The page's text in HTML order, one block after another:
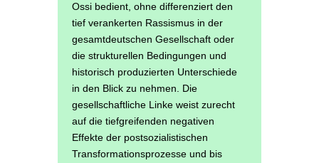
Ossi bedient, ohne differenziert den
tief verankerten Rassismus in der
gesamtdeutschen Gesellschaft oder
die strukturellen Bedingungen und
historisch produzierten Unterschiede
in den Blick zu nehmen. Die
gesellschaftliche Linke weist zurecht
auf die tiefgreifenden negativen
Effekte der postsozialistischen
Transformationsprozesse und bis